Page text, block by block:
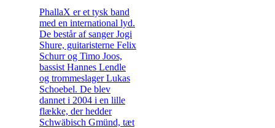
PhallaX er et tysk band
med en international lyd.
De består af sanger Jogi
Shure, guitaristerne Felix
Schurr og Timo Joos,
bassist Hannes Lendle
og trommeslager Lukas
Schoebel. De blev
dannet i 2004 i en lille
flække, der hedder
Schwäbisch Gmünd, tæt